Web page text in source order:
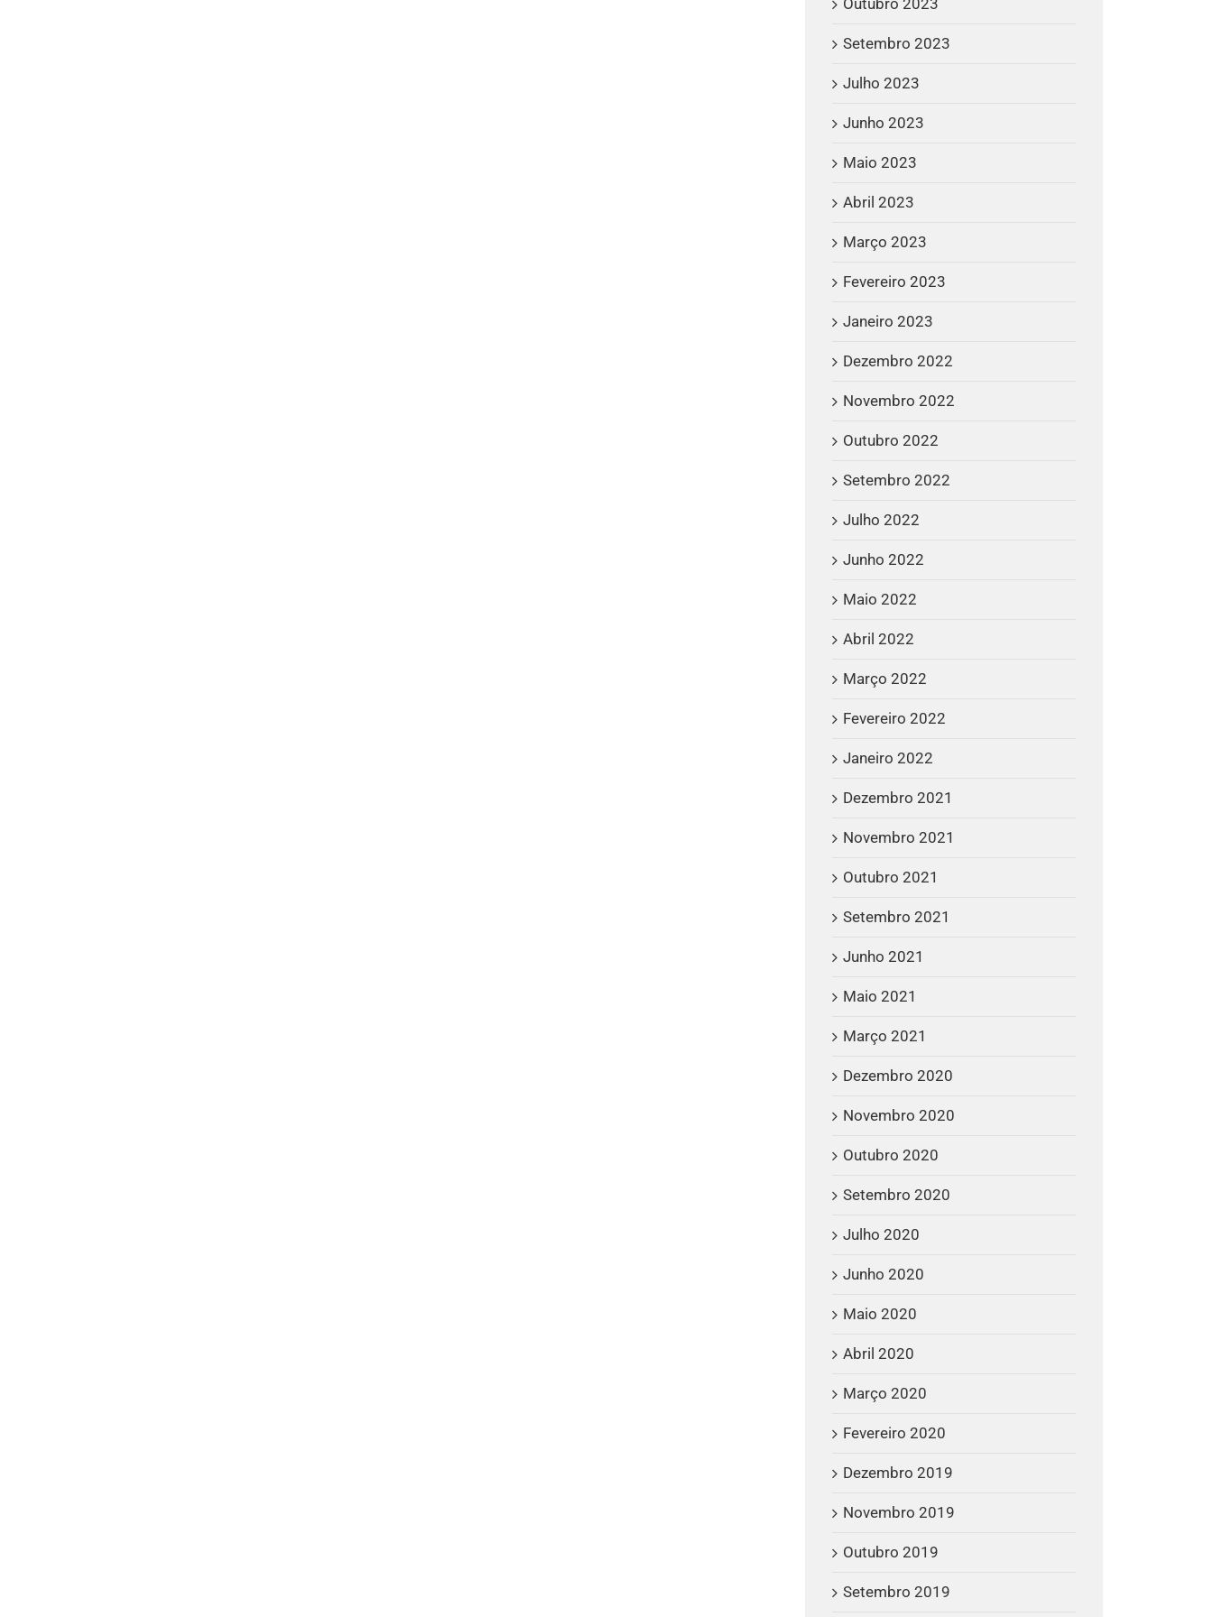
Setembro 2023
Julho 2023
Junho 2023
Maio 2023
Abril 2023
Março 2023
Fevereiro 2023
Janeiro 2023
Dezembro 2022
Novembro 2022
Outubro 2022
Setembro 2022
Julho 2022
Junho 2022
Maio 2022
Abril 2022
Março 2022
Fevereiro 2022
Janeiro 2022
Dezembro 2021
Novembro 2021
Outubro 2021
Setembro 2021
Junho 2021
Maio 2021
Março 2021
Dezembro 2020
Novembro 2020
Outubro 2020
Setembro 2020
Julho 2020
Junho 2020
Maio 2020
Abril 2020
Março 2020
Fevereiro 2020
Dezembro 2019
Novembro 2019
Outubro 2019
Setembro 2019